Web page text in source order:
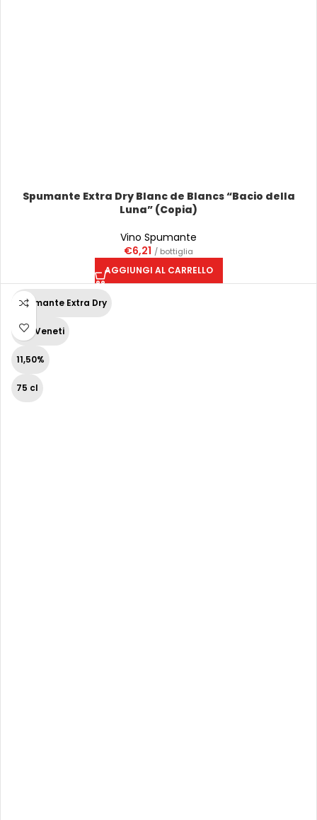
Spumante Extra Dry Blanc de Blancs “Bacio della
Luna” (Copia)
Vino Spumante
€6,21 / bottiglia
AGGIUNGI AL CARRELLO
Spumante Extra Dry
Vini Veneti
11,50%
75 cl